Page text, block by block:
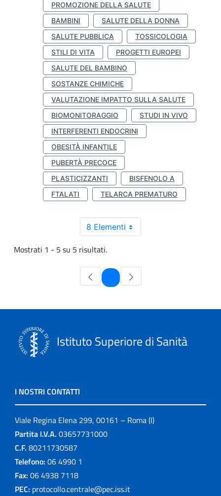
PROMOZIONE DELLA SALUTE
BAMBINI
SALUTE DELLA DONNA
SALUTE PUBBLICA
TOSSICOLOGIA
STILI DI VITA
PROGETTI EUROPEI
SALUTE DEL BAMBINO
SOSTANZE CHIMICHE
VALUTAZIONE IMPATTO SULLA SALUTE
BIOMONITORAGGIO
STUDI IN VIVO
INTERFERENTI ENDOCRINI
OBESITÀ INFANTILE
PUBERTÀ PRECOCE
PLASTICIZZANTI
BISFENOLO A
FTALATI
TELARCA PREMATURO
8 Elementi
Mostrati 1 - 5 su 5 risultati.
Pagina
Istituto Superiore di Sanità
I NOSTRI CONTATTI
Viale Regina Elena 299, 00161 – Roma (I)
Partita I.V.A. 03657731000
C.F. 80211730587
Telefono: 06 4990 1
Fax: 06 4938 7118
PEC: protocollo.centrale@pec.iss.it